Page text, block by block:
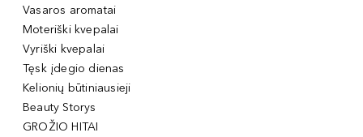
Vasaros aromatai
Moteriški kvepalai
Vyriški kvepalai
Tęsk įdegio dienas
Kelionių būtiniausieji
Beauty Storys
GROŽIO HITAI